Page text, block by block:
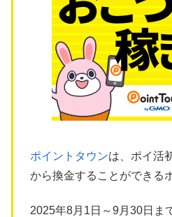
ポイントタウンは、ポイ活
から換金することができる
2025年8月1日～9月30日ま